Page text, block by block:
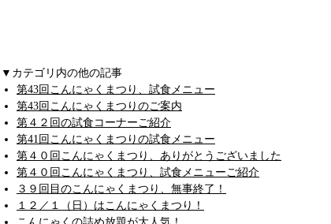
▼カテゴリ内の他の記事
第43回こんにゃくまつり、試食メニュー
第43回こんにゃくまつりのご案内
第４２回の試食コーナーご紹介
第41回こんにゃくまつりの試食メニュー
第４０回こんにゃくまつり、ありがとうございました
第４０回こんにゃくまつり、試食メニューご紹介
３９回目のこんにゃくまつり、無事終了！
１２／１（日）はこんにゃくまつり！